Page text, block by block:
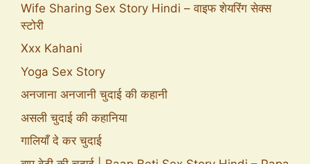
Wife Sharing Sex Story Hindi – वाइफ शेयरिंग सेक्स
स्टोरी
Xxx Kahani
Yoga Sex Story
अनजाना अनजानी चुदाई की कहानी
असली चुदाई की कहानिया
गालियाँ दे कर चुदाई